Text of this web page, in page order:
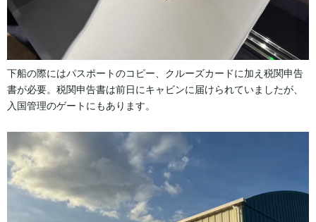
下船の際にはパスポートのコピー、クルーズカードに加え税関申告
書が必要。税関申告書は前日にキャビンに届けられていましたが、
入国管理のゲートにもあります。